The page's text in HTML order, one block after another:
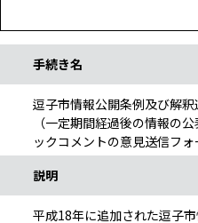
手続き名
逗子市情報公開条例及び解釈
（一定期間経過後の情報の
ックコメントの意見送信フォ
説明
平成18年に追加された逗子